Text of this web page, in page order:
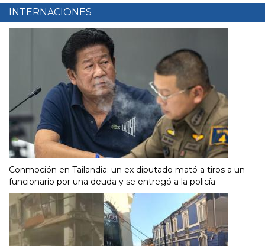
INTERNACIONES
Conmoción en Tailandia: un ex diputado mató a tiros a un
funcionario por una deuda y se entregó a la policía